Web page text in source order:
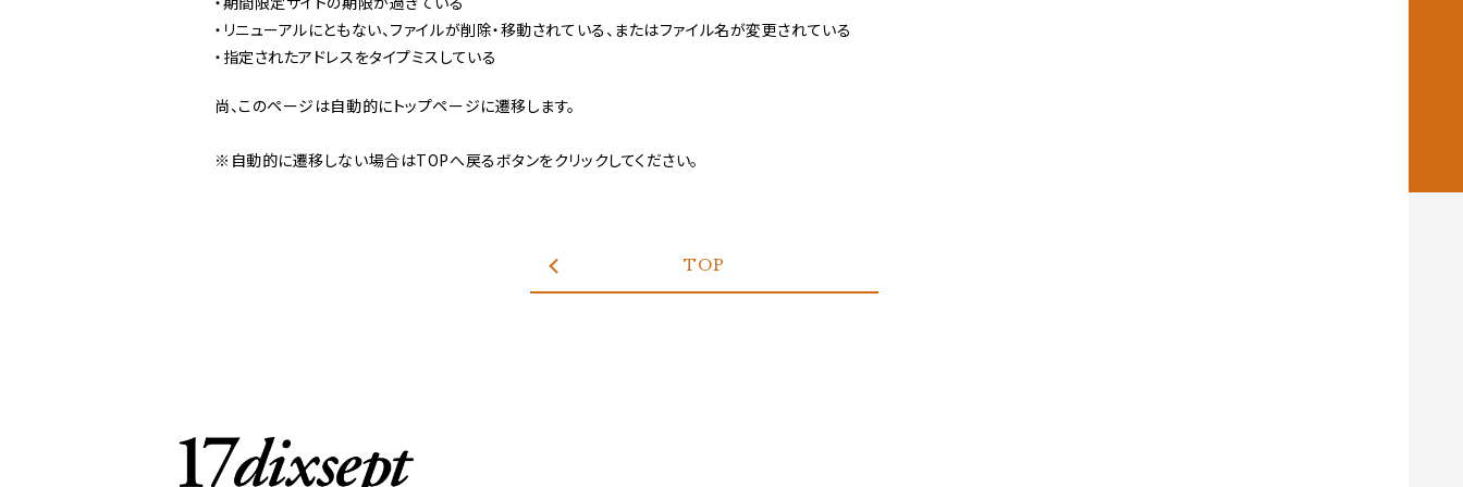
・リニューアルにともない、ファイルが削除・移動されている、またはファイル名が変更されている
・指定されたアドレスをタイプミスしている
尚、このページは自動的にトップページに遷移します。
※自動的に遷移しない場合はTOPへ戻るボタンをクリックしてください。
TOP